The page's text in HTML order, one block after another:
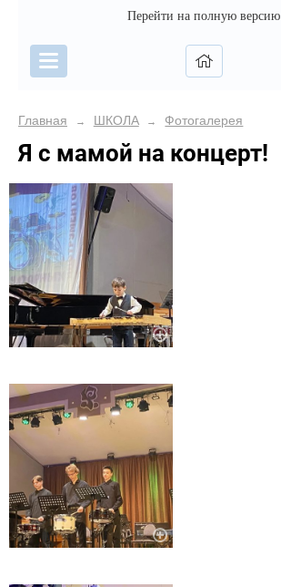
Перейти на полную версию
Главная → ШКОЛА → Фотогалерея
Я с мамой на концерт!